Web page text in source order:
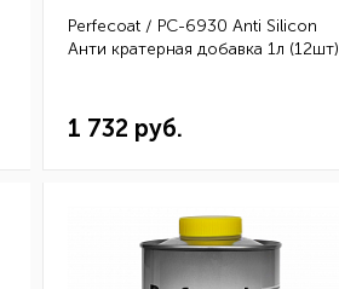
Perfecoat / PC-6930 Anti Silicon
Анти кратерная добавка 1л (12шт)
1 732 руб.